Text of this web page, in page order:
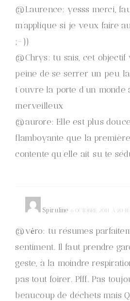
@Laurence: yesss merci,
m’applique si je veux faire
;-))
@Chrys: tu sais, cet
peine de se serrer un peu
t’ouvre la porte d’un monde
merveilleux
@aurore: Elle est plus
flamboyante que la
contente qu’elle ait su te
Spiruline 6 OCTOBRE 2011 À 20 H
@vėro: tu résumes
sentiment. Il faut prendre
geste, à la moindre
pas tout foirer. Pfff. Pas
beaucoup de déchets mais